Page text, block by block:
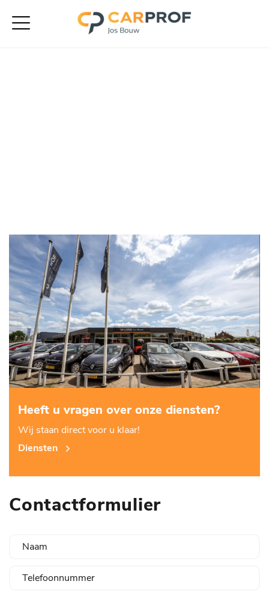
Heeft u vragen over onze diensten?
Wij staan direct voor u klaar!
Diensten
Contactformulier